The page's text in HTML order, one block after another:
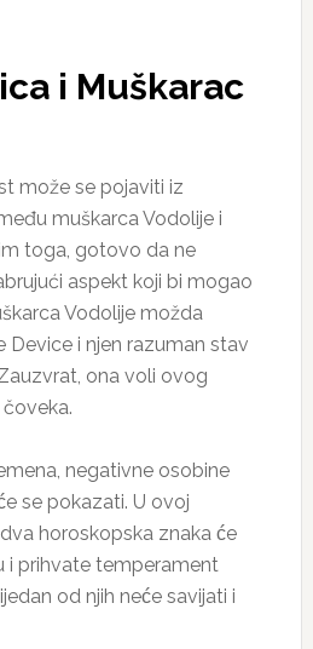
i Muškarac
može se pojaviti iz
muškarca Vodolije i
toga, gotovo da ne
aspekt koji bi mogao
Vodolije možda
Device i njen razuman stav
ona voli ovog
negativne osobine
se pokazati. U ovoj
horoskopska znaka će
i prihvate temperament
od njih neće savijati i